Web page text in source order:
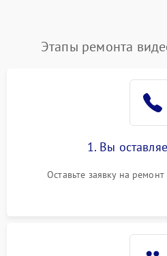
Этапы ремонта
1. Вы
Оставьте заявку на